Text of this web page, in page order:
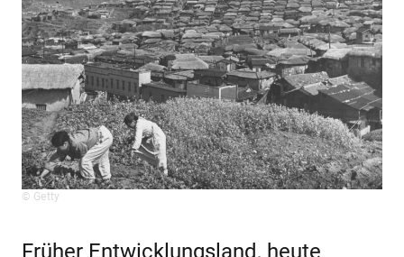
© Getty
Früher Entwicklungsland, heute